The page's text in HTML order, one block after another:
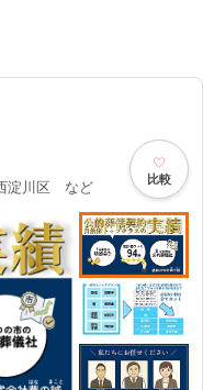
淀川区 など 比較